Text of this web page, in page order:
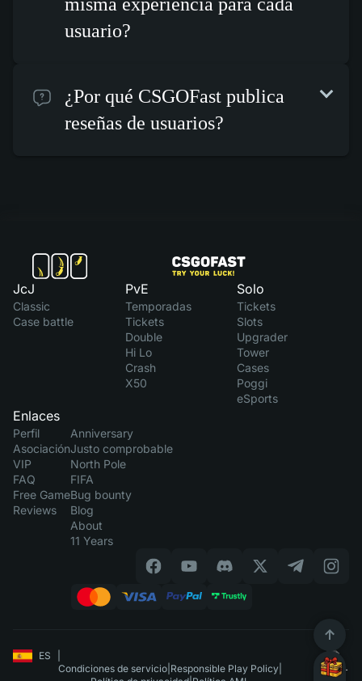
usuario?
¿Por qué CSGOFast publica
reseñas de usuarios?
JcJ
Classic
Case battle
PvE
Temporadas
Tickets
Double
Hi Lo
Crash
X50
Solo
Tickets
Slots
Upgrader
Tower
Cases
Poggi
eSports
Enlaces
Perfil
Asociación
VIP
FAQ
Free Game
Reviews
Anniversary
Justo comprobable
North Pole
FIFA
Bug bounty
Blog
About
11 Years
ES
Condiciones de servicio| Responsible Play Policy|